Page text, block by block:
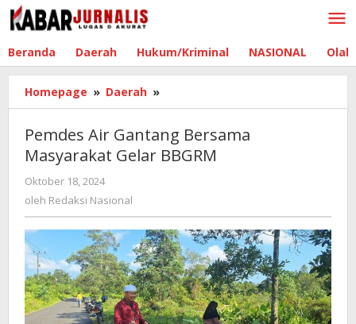
Lewati
ke
Beranda Daerah Hukum/Kriminal NASIONAL
Homepage » Daerah »
Air
Bersama
Masyarakat
Pemdes Air Gantang Bersama
Masyarakat Gelar BBGRM
Oktober 18, 2024
Redaksi
oleh Redaksi Nasional